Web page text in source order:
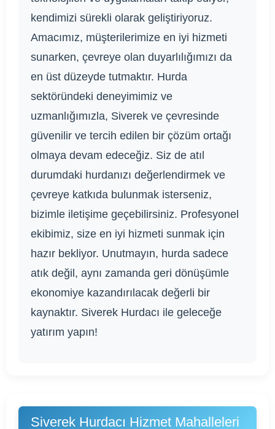
kendimizi sürekli olarak geliştiriyoruz.
Amacımız, müşterilerimize en iyi hizmeti
sunarken, çevreye olan duyarlılığımızı da
en üst düzeyde tutmaktır. Hurda
sektöründeki deneyimimiz ve
uzmanlığımızla, Siverek ve çevresinde
güvenilir ve tercih edilen bir çözüm ortağı
olmaya devam edeceğiz. Siz de atıl
durumdaki hurdanızı değerlendirmek ve
çevreye katkıda bulunmak isterseniz,
bizimle iletişime geçebilirsiniz. Profesyonel
ekibimiz, size en iyi hizmeti sunmak için
hazır bekliyor. Unutmayın, hurda sadece
atık değil, aynı zamanda geri dönüşümle
ekonomiye kazandırılacak değerli bir
kaynaktır. Siverek Hurdacı ile geleceğe
yatırım yapın!
Siverek Hurdacı Hizmet Mahalleleri